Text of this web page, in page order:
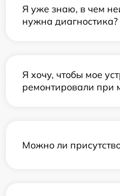
Я уже знаю, в чем
нужна диагностика?
Я хочу, чтобы мое
ремонтировали при
Можно ли